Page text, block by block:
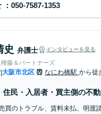
史 弁護士 インタビューを見る
藤＆パートナーズ
|大阪市北区 なにわ橋駅 から徒
住民・入居者・買主側の不
買のトラブル、賃料未払、明渡